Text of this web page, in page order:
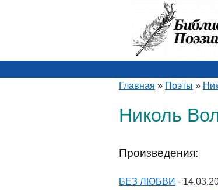
Главная » Поэты »
Николь
Произведения:
БЕЗ ЛЮБВИ -